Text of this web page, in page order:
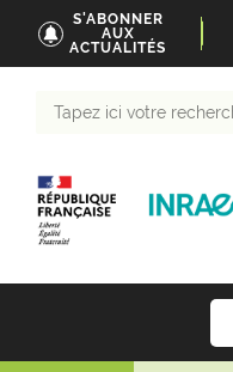
S'ABONNER
AUX
ACTUALITÉS